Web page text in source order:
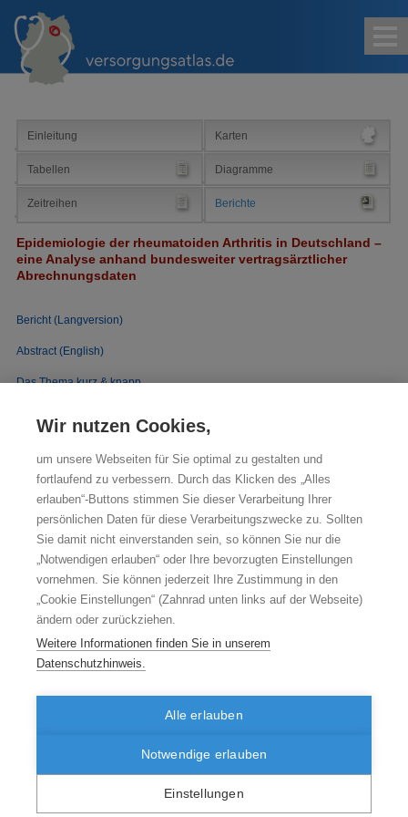
Suche
Einleitung Karten
Tabellen Diagramme
Zeitreihen Berichte
Epidemiologie der rheumatoiden Arthritis in Deutschland –
eine Analyse anhand bundesweiter vertragsärztlicher
Abrechnungsdaten
Bericht (Langversion)
Abstract (English)
Das Thema kurz & knapp
Steffen A, Holstiege J, Goffrier B, Bätzing J. Epidemiologie der
vertragsärztlicher Abrechnungsdaten. Zentralinstitut für die kassenärztliche
Versorgung in Deutschland (Zi). Versorgungsatlas-Bericht Nr. 17/08. Berlin
2017. URL:https://doi.org/10.20364/VA-17.08
zum Seitenanfang
Impressum
Wir nutzen Cookies,
um unsere Webseiten für Sie optimal zu gestalten und
fortlaufend zu verbessern. Durch das Klicken des „Alles
erlauben“-Buttons stimmen Sie dieser Verarbeitung Ihrer
persönlichen Daten für diese Verarbeitungszwecke zu. Sollten
Sie damit nicht einverstanden sein, so können Sie nur die
„Notwendigen erlauben“ oder Ihre bevorzugten Einstellungen
vornehmen. Sie können jederzeit Ihre Zustimmung in den
„Cookie Einstellungen“ (Zahnrad unten links auf der Webseite)
ändern oder zurückziehen.
Weitere Informationen finden Sie in unserem
Datenschutzhinweis.
Alle erlauben
Notwendige erlauben
Einstellungen